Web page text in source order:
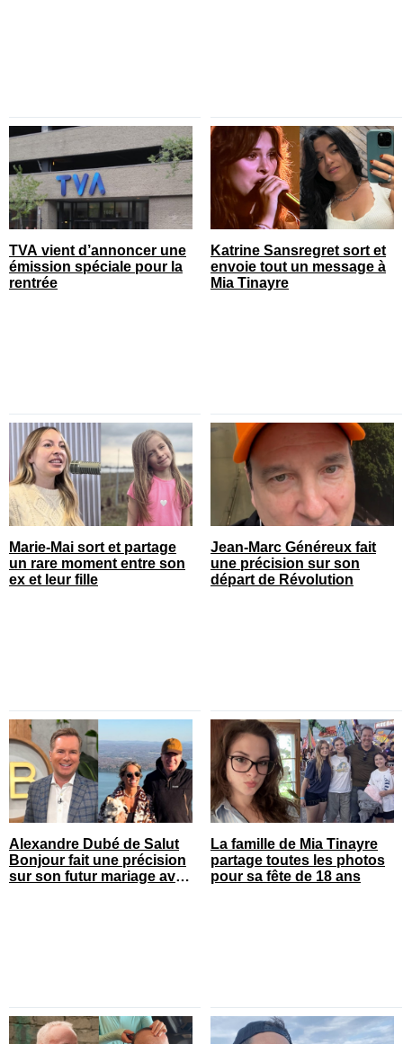
TVA vient d’annoncer une
émission spéciale pour la
rentrée
Katrine Sansregret sort et
envoie tout un message à
Mia Tinayre
Marie-Mai sort et partage
un rare moment entre son
ex et leur fille
Jean-Marc Généreux fait
une précision sur son
départ de Révolution
Alexandre Dubé de Salut
Bonjour fait une précision
sur son futur mariage avec
La famille de Mia Tinayre
partage toutes les photos
pour sa fête de 18 ans